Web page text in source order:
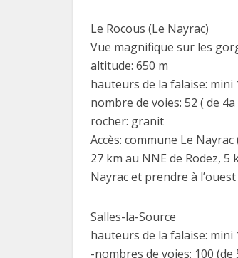
Le Rocous (Le Nayrac)
Vue magnifique sur les
altitude: 650 m
hauteurs de la falaise: mini
nombre de voies: 52 ( de 4a
rocher: granit
Accès: commune Le
27 km au NNE de Rodez, 5
Nayrac et prendre à
Salles-la-Source
hauteurs de la falaise: mini
-nombres de voies: 100 (de